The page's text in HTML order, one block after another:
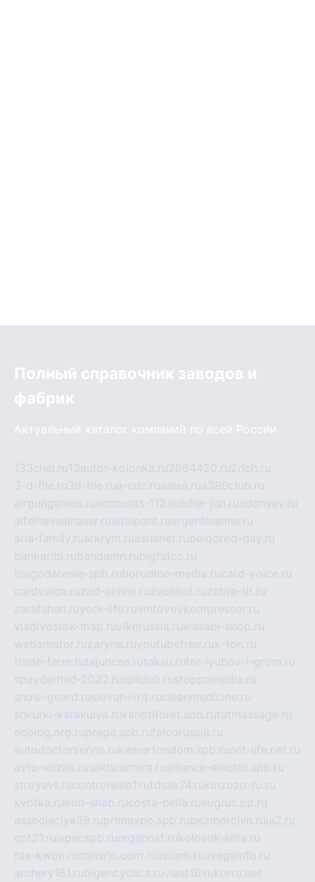
Полный справочник заводов и
фабрик
Актуальный каталог компаний по всей России
133chel.ru13autor-kolonka.ru2864420.ru2rich.ru
3-d-file.ru3d-file.rua-cdc.ruaalse.rua380club.ru
airgungames.ruaccounts-112.ruadler-jun.ruadonyev.ru
alfeihavsalnassr.rualtaipant.ruargentinamia.ru
aria-family.ruarkrym.ruashanet.rubelgorod-day.ru
bankaribi.rubandamn.rubigfatcc.ru
blagodarenie-spb.ruborodino-media.rucard-voice.ru
cardvoice.ruzed-online.ruzvonitut.ruzebra-tlt.ru
zarafshan.ruyork-life.ruvintovoykompressor.ru
vladivostok-map.ruvlknrussia.ruwasabi-shop.ru
webamator.ruzaryna.ruyoutubefree.rux-ton.ru
trade-farm.rutajuncos.rutaksu.rutor-lyubov-i-grom.ru
spayderhed-2022.rusplclub.rustoppamedia.ru
snow-guard.ruslovar-ivrit.rucleanmedicine.ru
shkurki-karakulya.rukanotiforet.spb.rututmassage.ru
ecolog.org.rupraga.spb.rufalcorussia.ru
autodoctorservis.rukamertondom.spb.ru net-life.net.ru
avto-vozim.rusakhcamera.rualliance-electro.spb.ru
stroyavt.rucontrolweb1.rutdsak74.rukinzozo-ru.ru
kvotka.ru iron-snab.rucosta-bella.rueugrus.pp.ru
associaciya39.ruprimexpo.spb.rubezmorchin.ru ia2.ru
cpt21.ru ispecspb.ru regahost.rukolosok-elita.ru
tae-kwon.ruconsrio.com.ru insiam.ruavegainfo.ru
archery161.rubigencyclica.ruvlast16.rukorru.net